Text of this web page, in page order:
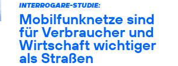
INTERROGARE-STUDIE:
Mobilfunknetze sind
für Verbraucher und
Wirtschaft wichtiger
als Straßen